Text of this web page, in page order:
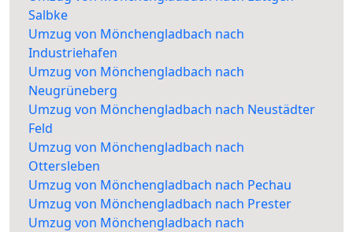
Salbke
Umzug von Mönchengladbach nach
Industriehafen
Umzug von Mönchengladbach nach
Neugrüneberg
Umzug von Mönchengladbach nach Neustädter
Feld
Umzug von Mönchengladbach nach
Ottersleben
Umzug von Mönchengladbach nach Pechau
Umzug von Mönchengladbach nach Prester
Umzug von Mönchengladbach nach